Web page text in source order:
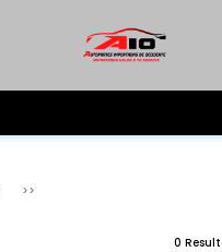
Importando valor a tu
0